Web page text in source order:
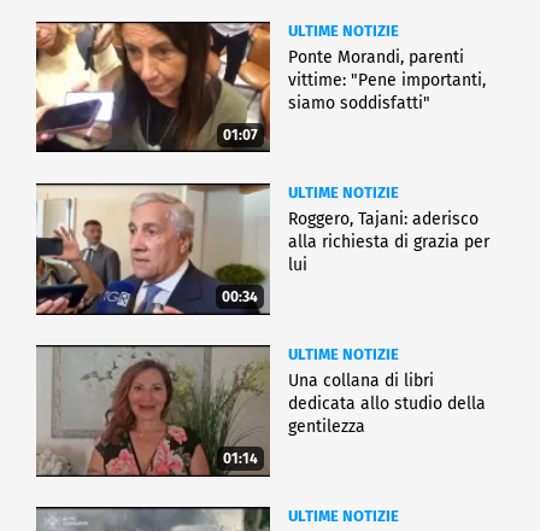
01:07
ULTIME NOTIZIE
Ponte Morandi, parenti
vittime: "Pene importanti,
siamo soddisfatti"
00:34
ULTIME NOTIZIE
Roggero, Tajani: aderisco
alla richiesta di grazia per
lui
01:14
ULTIME NOTIZIE
Una collana di libri
dedicata allo studio della
gentilezza
ULTIME NOTIZIE